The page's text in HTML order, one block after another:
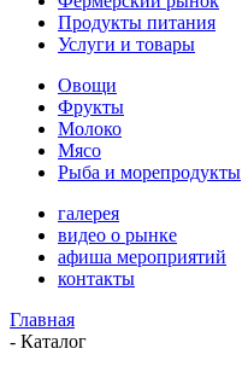
Продукты питания
Услуги и товары
Овощи
Фрукты
Молоко
Мясо
Рыба и морепродукты
галерея
видео о рынке
афиша мероприятий
контакты
Главная
- Каталог